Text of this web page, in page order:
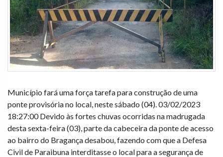
Município fará uma força tarefa para construção de uma
ponte provisória no local, neste sábado (04). 03/02/2023
18:27:00 Devido às fortes chuvas ocorridas na madrugada
desta sexta-feira (03), parte da cabeceira da ponte de acesso
ao bairro do Bragança desabou, fazendo com que a Defesa
Civil de Paraibuna interditasse o local para a segurança de